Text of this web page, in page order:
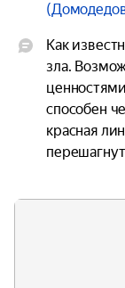
Как
зла.
способен
красная
Ради